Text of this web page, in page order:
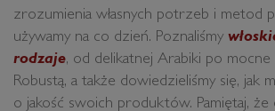
zrozumienia własnych potrzeb i metod
używamy na co dzień. Poznaliśmy
rodzaje, od delikatnej Arabiki po mocne
Robustą, a także dowiedzieliśmy się, jak
o jakość swoich produktów. Pamiętaj, że